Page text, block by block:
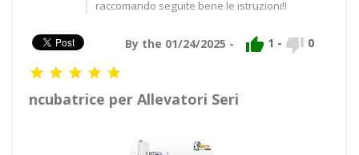
raccomando seguite bene le istruzioni!!
By the 01/24/2025 -  1 -  0
    
ncubatrice per Allevatori Seri